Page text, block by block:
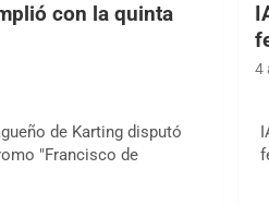
con la quinta
de Karting disputó
"Francisco de
4